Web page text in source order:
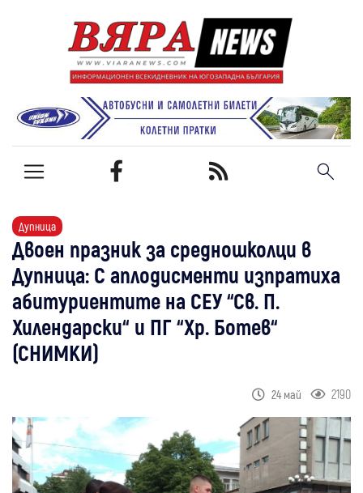
Дупница
Двоен празник за средношколци в
Дупница: С аплодисменти изпратиха
абитуриентите на СЕУ “Св. П.
Хилендарски“ и ПГ “Хр. Ботев“
(СНИМКИ)
24 май 2190